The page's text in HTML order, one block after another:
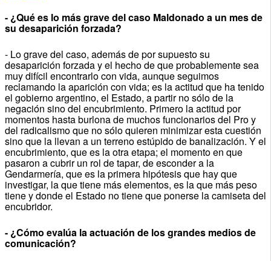
- ¿Qué es lo más grave del caso Maldonado a un mes de
su desaparición forzada?
- Lo grave del caso, además de por supuesto su
desaparición forzada y el hecho de que probablemente sea
muy difícil encontrarlo con vida, aunque seguimos
reclamando la aparición con vida; es la actitud que ha tenido
el gobierno argentino, el Estado, a partir no sólo de la
negación sino del encubrimiento. Primero la actitud por
momentos hasta burlona de muchos funcionarios del Pro y
del radicalismo que no sólo quieren minimizar esta cuestión
sino que la llevan a un terreno estúpido de banalización. Y el
encubrimiento, que es la otra etapa; el momento en que
pasaron a cubrir un rol de tapar, de esconder a la
Gendarmería, que es la primera hipótesis que hay que
investigar, la que tiene más elementos, es la que más peso
tiene y donde el Estado no tiene que ponerse la camiseta del
encubridor.
- ¿Cómo evalúa la actuación de los grandes medios de
comunicación?